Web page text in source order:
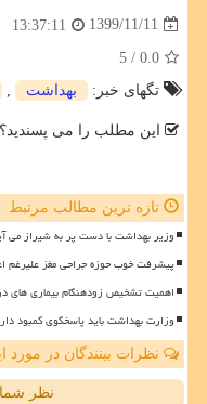
1399/11/11
13:37:11
0.0
/ 5
تگهای خبر:
بهداشت
این مطلب را می پسندید؟
تازه ترین مطالب مرتبط
وزیر بهداشت با دست پر به شیراز می
پیشرفت خوب حوزه جراحی مغز علیرغم
اهمیت تشخیص زودهنگام بیماری های
وزارت بهداشت باید پاسخگوی کمبود
نظرات بینندگان در
نظر